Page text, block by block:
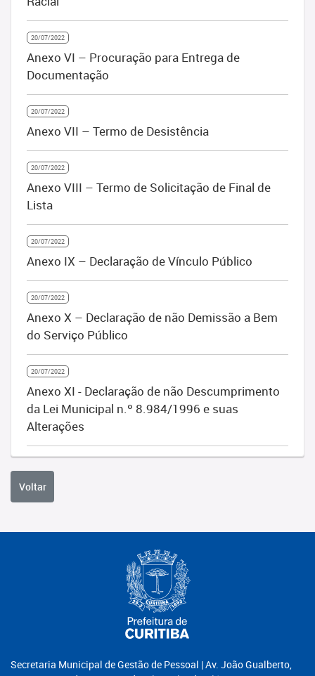
20/07/2022
Anexo VI – Procuração para Entrega de
Documentação
20/07/2022
Anexo VII – Termo de Desistência
20/07/2022
Anexo VIII – Termo de Solicitação de Final de
Lista
20/07/2022
Anexo IX – Declaração de Vínculo Público
20/07/2022
Anexo X – Declaração de não Demissão a Bem
do Serviço Público
20/07/2022
Anexo XI - Declaração de não Descumprimento
da Lei Municipal n.º 8.984/1996 e suas
Alterações
Voltar
Secretaria Municipal de Gestão de Pessoal | Av. João Gualberto,